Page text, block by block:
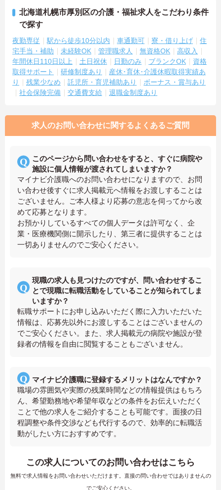
北海道札幌市厚別区の介護・福祉求人をこだわり条件
で探す
夜勤専従 駅から徒歩10分以内 車通勤可 寮・借り上げ
住
宅手当・補助
未経験OK 管理職求人 無資格OK
高収入
年間休日110日以上
土日祝休 日勤のみ ブランクOK
資格
取得サポート
研修制度あり
産休･育休･介護休暇取得実績あ
り
残業少なめ 託児所・育児補助あり
ボーナス・賞与あり
社会保険完備
交通費支給 退職金制度あり
求人のお問い合わせに関するよくあるご質問
このページから問い合わせをすると、すぐに病院や
施設に個人情報が渡されてしまいますか？
マイナビ介護職へのお問い合わせになりますので、お問
い合わせ後すぐに求人掲載元へ情報をお渡しすることは
ございません。ご本人様より応募の意志を伺ってから改
めて応募となります。
お預かりしているすべての個人データは許可なく、企
業・医療機関側に開示したり、第三者に提供することは
一切ありませんのでご安心ください。
現職の求人も見つけたのですが、問い合わせするこ
とで現職に転職活動をしていることが知られてしま
いますか？
転職サポートにお申し込みいただく際に入力いただいた
情報は、応募先以外にお渡しすることはございませんの
でご安心ください。また、求人掲載元の病院や施設が登
録者の情報を自由に閲覧することもございません。
マイナビ介護職に登録するメリットはなんですか？
職場の雰囲気や実際の残業時間などの情報提供はもちろ
ん、希望勤務地や希望年収などの条件をお伝えいただく
ことで他の求人をご紹介することも可能です。面接の日
程調整や条件交渉なども代行するので、効率的に転職活
動がしたい方におすすめです。
この求人についてのお問い合わせはこちら
無料で求人情報をお問い合わせいただけます。直接の問い合わせではありませんの
でご安心ください。